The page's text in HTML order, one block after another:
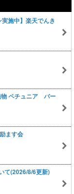
施中】楽天でんき
物 ペチュニア バー
ます会
て(2026/8/6更新)